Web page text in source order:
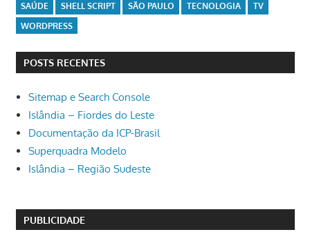
SAÚDE
SHELL SCRIPT SÃO PAULO TECNOLOGIA
TV
WORDPRESS
POSTS RECENTES
Sitemap e Search Console
Islândia – Fiordes do Leste
Documentação da ICP-Brasil
Superquadra Modelo
Islândia – Região Sudeste
PUBLICIDADE